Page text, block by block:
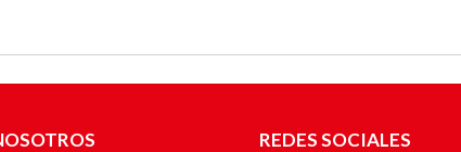
REDES SOCIALES